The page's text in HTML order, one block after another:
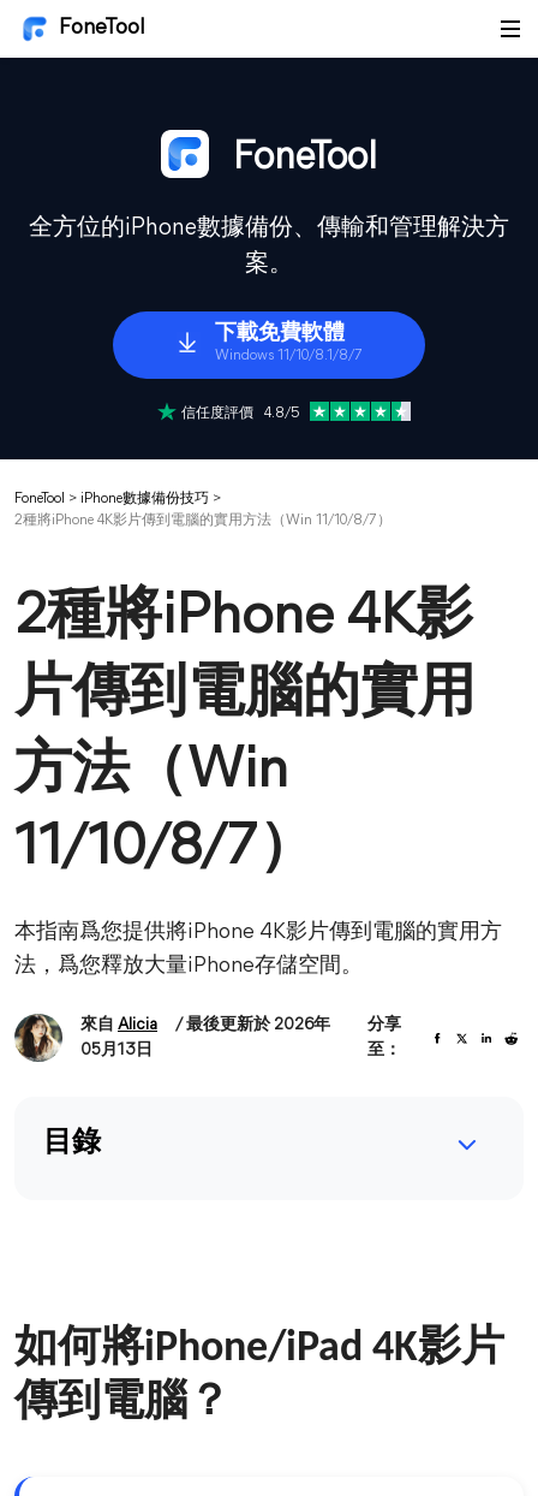
FoneTool
FoneTool
全方位的iPhone數據備份、傳輸和管理解決方
案。
下載免費軟體
Windows 11/10/8.1/8/7
信任度評價 4.8/5
FoneTool > iPhone數據備份技巧 >
2種將iPhone 4K影片傳到電腦的實用方法（Win 11/10/8/7）
2種將iPhone 4K影
片傳到電腦的實用
方法（Win
11/10/8/7）
本指南爲您提供將iPhone 4K影片傳到電腦的實用方
法，爲您釋放大量iPhone存儲空間。
來自 Alicia
/ 最後更新於 2026年
05月13日
分享
至：
目錄
如何將iPhone/iPad 4K影片
傳到 電腦 ？